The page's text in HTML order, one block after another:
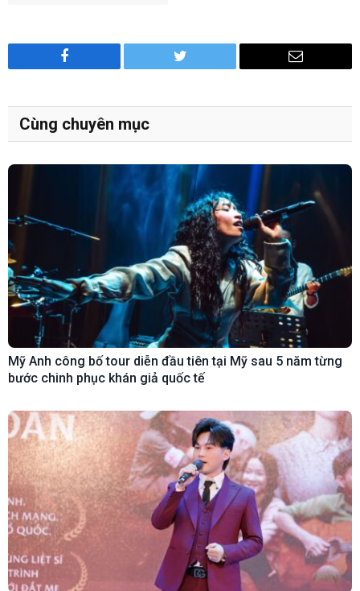
Facebook Twitter Email
Cùng chuyên mục
Mỹ Anh công bố tour diễn đầu tiên tại Mỹ sau 5 năm từng
bước chinh phục khán giả quốc tế